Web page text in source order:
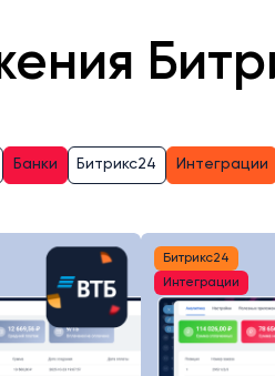
Банки Битрикс24 Интеграции
Битрикс24
Интеграции